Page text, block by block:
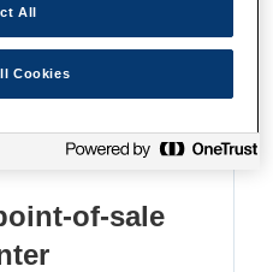
of-sale
All
Cookies